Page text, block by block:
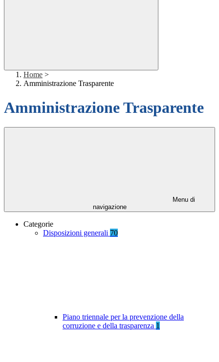
Home >
Amministrazione Trasparente
Amministrazione Trasparente
Menu di
navigazione
Categorie
Disposizioni generali 70
Piano triennale per la prevenzione della
corruzione e della trasparenza 1